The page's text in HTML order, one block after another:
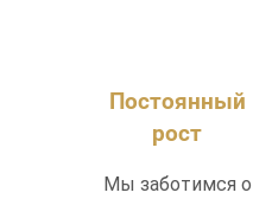
Постоянный
рост
Мы заботимся о